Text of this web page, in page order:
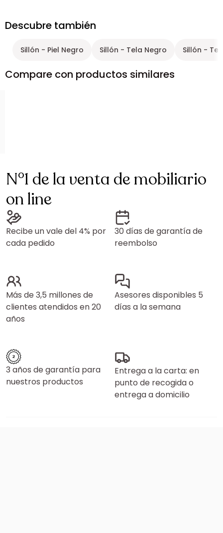
Descubre también
Sillón - Piel Negro Sillón - Tela Negro Sillón -
Compare con productos similares
N°1 de la venta de mobiliario
on line
Recibe un vale del 4% por
cada pedido
30 días de garantía de
reembolso
Más de 3,5 millones de
clientes atendidos en 20
años
Asesores disponibles 5
días a la semana
3 años de garantía para
nuestros productos
Entrega a la carta: en
punto de recogida o
entrega a domicilio